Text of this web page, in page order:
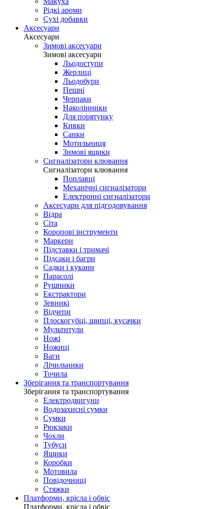
Рідкі ароми
Сухі добавки
Аксесуари
Аксесуари
Зимові аксесуари
Зимові аксесуари
Льодоступи
Жерлиці
Льодобури
Пешні
Черпаки
Наколінники
Для порятунку
Кивки
Санки
Мотильниця
Зимові ящики
Сигналізатори клювання
Сигналізатори клювання
Поплавці
Механічні сигналізатори
Електронні сигналізатори
Аксесуари для підгодовування
Відра
Сіта
Коропові інструменти
Маркери
Підставки і тримачі
Підсаки і багри
Садки і кукани
Парасолі
Рушники
Екстрактори
Зевникі
Відчепи
Плоскогубці, щипці, кусачки
Мультитули
Ножі
Ножиці
Ваги
Лічильники
Точила
Зберігання та транспортування
Зберігання та транспортування
Електродвигуни
Водозахисні сумки
Сумки
Рюкзаки
Чохли
Тубуси
Ящики
Коробки
Мотовила
Повідочниці
Стяжки
Платформи, крісла і обвіс
Платформи, крісла і обвіс